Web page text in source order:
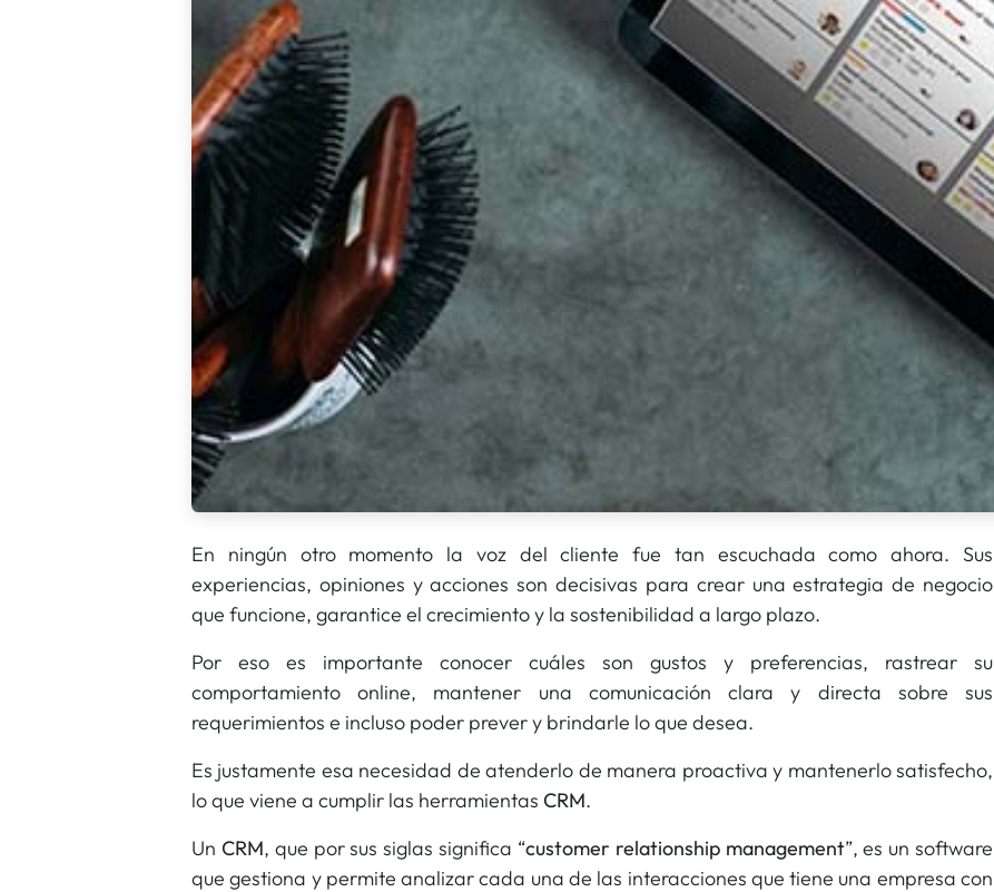
En ningún otro momento la voz del cliente fue tan escuchada como ahora. Sus
experiencias, opiniones y acciones son decisivas para crear una estrategia de negocio
que funcione, garantice el crecimiento y la sostenibilidad a largo plazo.
Por eso es importante conocer cuáles son gustos y preferencias, rastrear su
comportamiento online, mantener una comunicación clara y directa sobre sus
requerimientos e incluso poder prever y brindarle lo que desea.
Es justamente esa necesidad de atenderlo de manera proactiva y mantenerlo satisfecho,
lo que viene a cumplir las herramientas CRM.
Un CRM, que por sus siglas significa “customer relationship management”, es un software
que gestiona y permite analizar cada una de las interacciones que tiene una empresa con